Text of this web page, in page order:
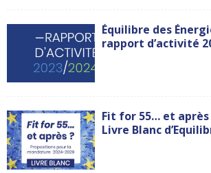
Équilibre des
rapport d’activité
Fit for 55… et
Livre Blanc